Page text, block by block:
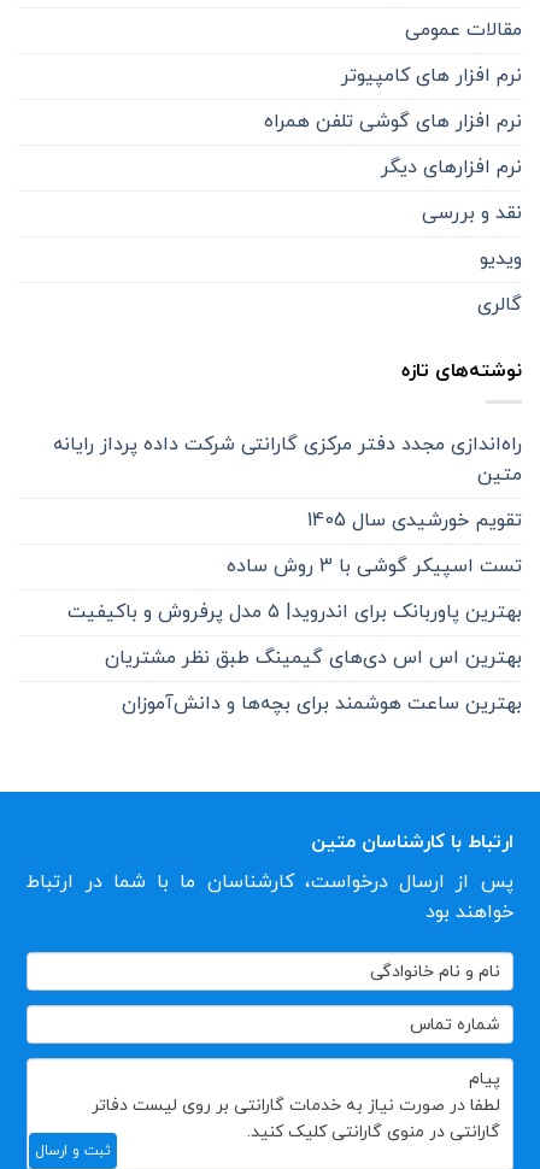
مقالات عمومی
نرم افزار های کامپیوتر
نرم افزار های گوشی تلفن همراه
نرم افزارهای دیگر
نقد و بررسی
ویدیو
گالری
نوشته‌های تازه
راه‌اندازی مجدد دفتر مرکزی گارانتی شرکت داده پرداز رایانه
متین
تقویم خورشیدی سال 1405
تست اسپیکر گوشی با 3 روش ساده
بهترین پاوربانک برای اندروید| ۵ مدل پرفروش و باکیفیت
بهترین اس اس دی‌های گیمینگ طبق نظر مشتریان
بهترین ساعت هوشمند برای بچه‌ها و دانش‌آموزان
ارتباط با کارشناسان متین
پس از ارسال درخواست، کارشناسان ما با شما در ارتباط
خواهند بود
تماس
با
ثبت و ارسال